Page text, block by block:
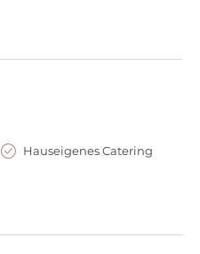
Hauseigenes Catering